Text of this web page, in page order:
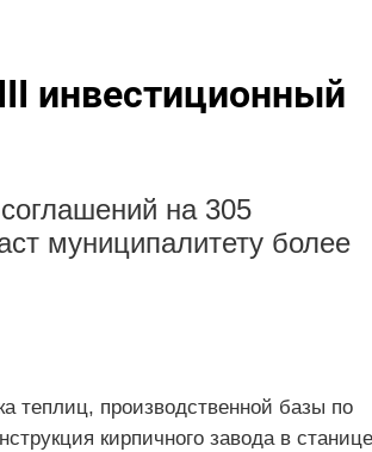
инвестиционный
на 305
муниципалитету более
теплиц, производственной базы по
кирпичного завода в станице